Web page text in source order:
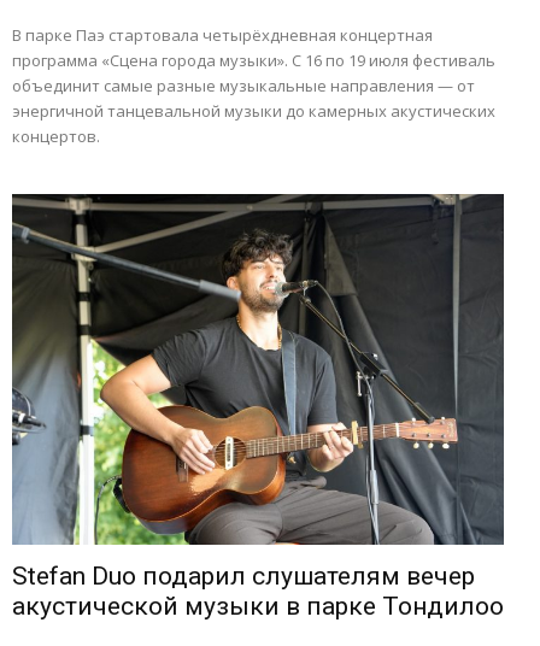
В парке Паэ стартовала четырёхдневная концертная
программа «Сцена города музыки». С 16 по 19 июля фестиваль
объединит самые разные музыкальные направления — от
энергичной танцевальной музыки до камерных акустических
концертов.
Stefan Duo подарил слушателям вечер
акустической музыки в парке Тондилоо